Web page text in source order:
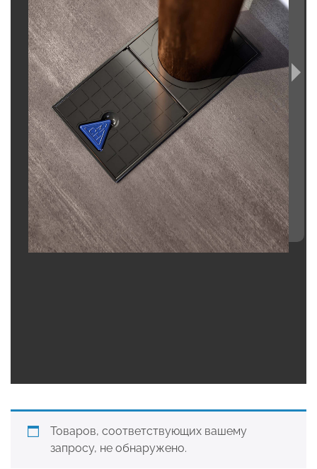
Товаров, соответствующих вашему
запросу, не обнаружено.